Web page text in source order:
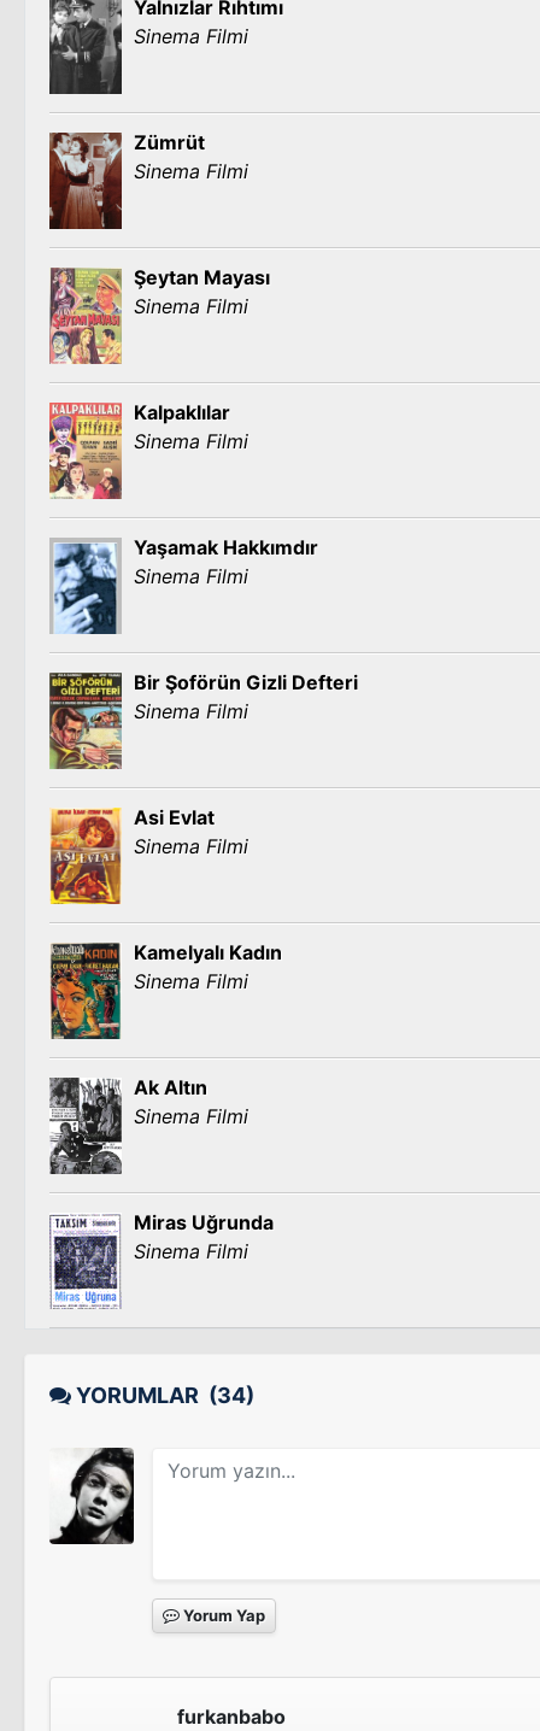
Yalnızlar Rıhtımı
Sinema Filmi
Zümrüt
Sinema Filmi
Şeytan Mayası
Sinema Filmi
Kalpaklılar
Sinema Filmi
Yaşamak Hakkımdır
Sinema Filmi
Bir Şoförün Gizli Defteri
Sinema Filmi
Asi Evlat
Sinema Filmi
Kamelyalı Kadın
Sinema Filmi
Ak Altın
Sinema Filmi
Miras Uğrunda
Sinema Filmi
YORUMLAR (34)
Yorum Yap
furkanbabo